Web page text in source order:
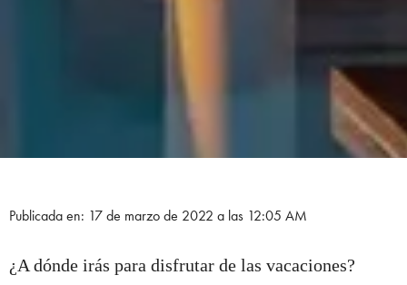
Publicada en: 17 de marzo de 2022 a las 12:05 AM
¿A dónde irás para disfrutar de las vacaciones?